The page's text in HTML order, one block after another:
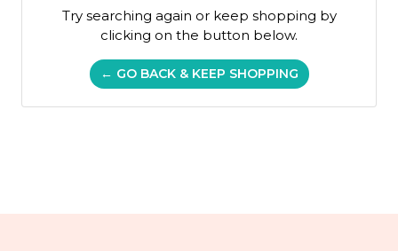
Try searching again or keep shopping by
clicking on the button below.
← GO BACK & KEEP SHOPPING